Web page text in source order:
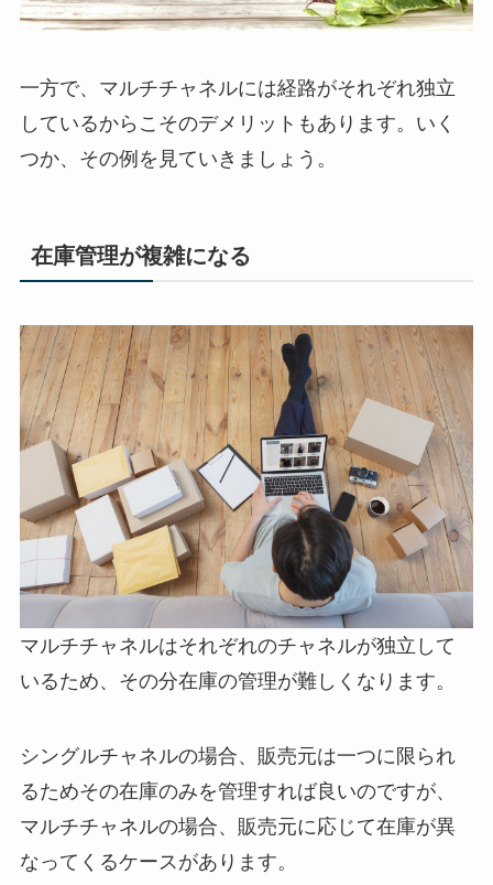
一方で、マルチチャネルには経路がそれぞれ独立
しているからこそのデメリットもあります。いく
つか、その例を見ていきましょう。
在庫管理が複雑になる
マルチチャネルはそれぞれのチャネルが独立して
いるため、その分在庫の管理が難しくなります。
シングルチャネルの場合、販売元は一つに限られ
るためその在庫のみを管理すれば良いのですが、
マルチチャネルの場合、販売元に応じて在庫が異
なってくるケースがあります。